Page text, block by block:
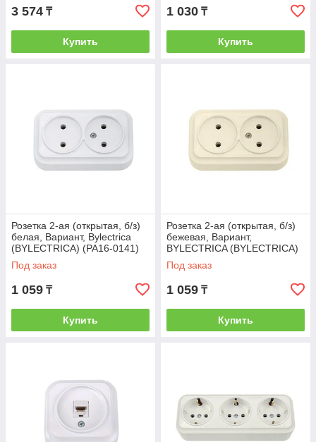
3 574 ₸
Купить
1 030 ₸
Купить
Розетка 2-ая (открытая, б/з)
белая, Вариант, Bylectrica
(BYLECTRICA) (РА16-0141)
Под заказ
1 059 ₸
Купить
Розетка 2-ая (открытая, б/з)
бежевая, Вариант,
BYLECTRICA (BYLECTRICA)
(РА16-0141 бежевый)
Под заказ
1 059 ₸
Купить